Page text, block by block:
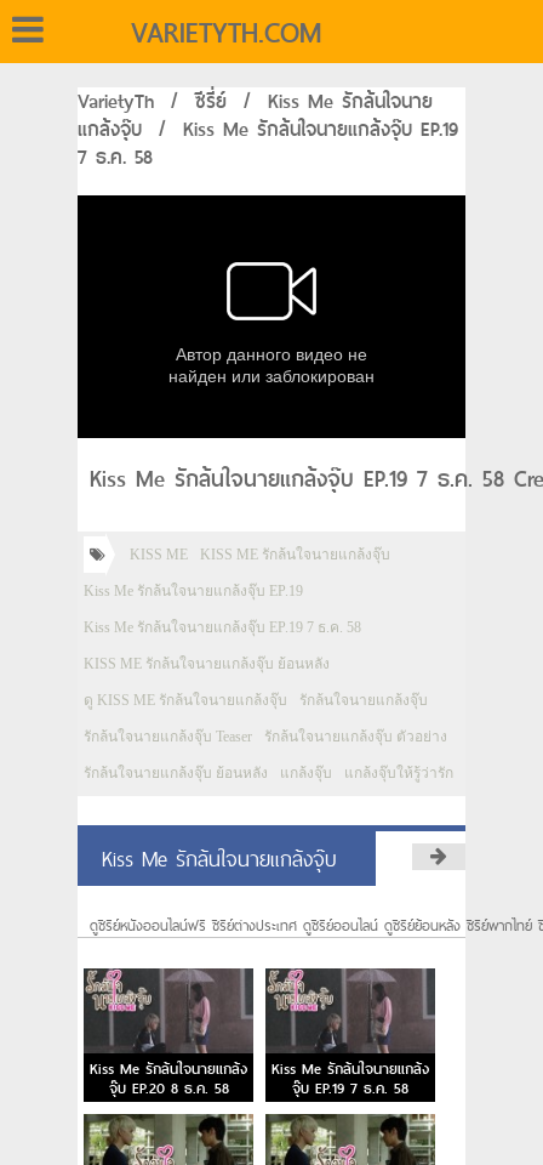
VARIETYTH.COM
VarietyTh / ซีรี่ย์ / Kiss Me รักล้นใจนาย
แกล้งจุ๊บ / Kiss Me รักล้นใจนายแกล้งจุ๊บ EP.19
7 ธ.ค. 58
Kiss Me รักล้นใจนายแกล้งจุ๊บ EP.19 7 ธ.ค. 58
KISS ME KISS ME รักล้นใจนายแกล้งจุ๊บ
Kiss Me รักล้นใจนายแกล้งจุ๊บ EP.19
Kiss Me รักล้นใจนายแกล้งจุ๊บ EP.19 7 ธ.ค. 58
KISS ME รักล้นใจนายแกล้งจุ๊บ ย้อนหลัง
ดู KISS ME รักล้นใจนายแกล้งจุ๊บ รักล้นใจนายแกล้งจุ๊บ
รักล้นใจนายแกล้งจุ๊บ Teaser รักล้นใจนายแกล้งจุ๊บ ตัวอย่าง
รักล้นใจนายแกล้งจุ๊บ ย้อนหลัง แกล้งจุ๊บ แกล้งจุ๊บให้รู้ว่ารัก
Kiss Me รักล้นใจนายแกล้งจุ๊บ
ดูซีรีย์หนังออนไลน์ฟรี ซีรีย์ต่างประเทศ ดูซีรีย์ออนไลน์ ดูซีรีย์ย้อนหลัง ซีรีย์พากไทย์
Kiss Me รักล้นใจนายแกล้ง
จุ๊บ EP.20 8 ธ.ค. 58
Kiss Me รักล้นใจนายแกล้ง
จุ๊บ EP.19 7 ธ.ค. 58